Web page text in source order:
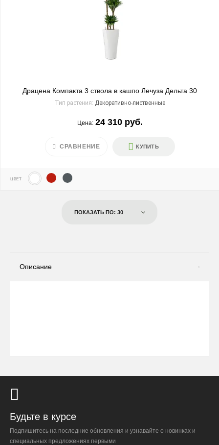
Драцена Компакта 3 ствола в кашпо Лечуза Дельта 30
Тип растения: Декоративно-лиственные
Цена: 24 310 руб.
КУПИТЬ
СРАВНЕНИЕ
ЦВЕТ
ПОКАЗАТЬ ПО: 30
Описание
Будьте в курсе
Подпишитесь на последние обновления и узнавайте о новинках и
специальных предложениях первыми